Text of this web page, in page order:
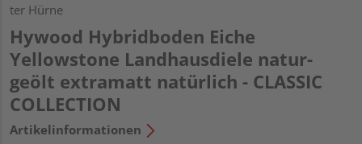
ter Hürne
Hywood Hybridboden Eiche
Yellowstone Landhausdiele natur-
geölt extramatt natürlich - CLASSIC
COLLECTION
Artikelinformationen